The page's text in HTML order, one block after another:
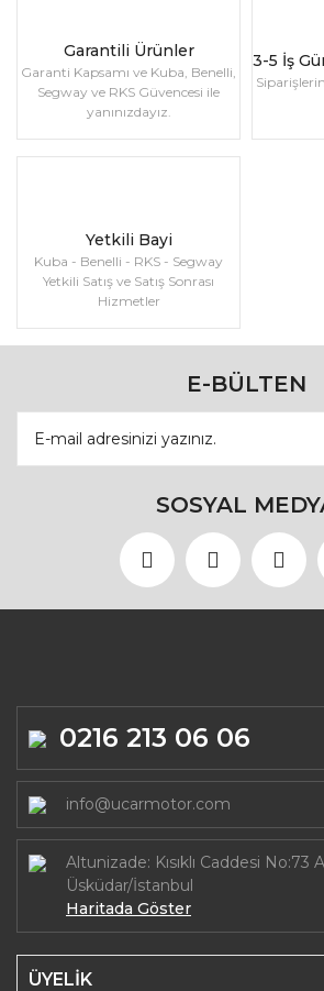
Garantili Ürünler
Garanti Kapsamı ve Kuba, Benelli,
Segway ve RKS Güvencesi ile
yanınızdayız.
3-5 İş
Yetkili Bayi
Kuba - Benelli - RKS - Segway
Yetkili Satış ve Satış Sonrası
Hizmetler
E-BÜLTEN
SOSYAL
0216 213 06 06
info@ucarmotor.com
Altunizade: Kısıklı Caddesi No:73
Üsküdar/İstanbul
Haritada Göster
ÜYELİK